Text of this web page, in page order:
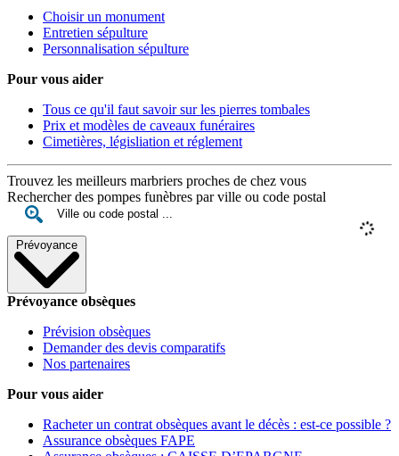
Choisir un monument
Entretien sépulture
Personnalisation sépulture
Pour vous aider
Tous ce qu'il faut savoir sur les pierres tombales
Prix et modèles de caveaux funéraires
Cimetières, législiation et réglement
Trouvez les meilleurs marbriers proches de chez vous
Rechercher des pompes funèbres par ville ou code postal
Prévoyance
Prévoyance obsèques
Prévision obsèques
Demander des devis comparatifs
Nos partenaires
Pour vous aider
Racheter un contrat obsèques avant le décès : est-ce possible ?
Assurance obsèques FAPE